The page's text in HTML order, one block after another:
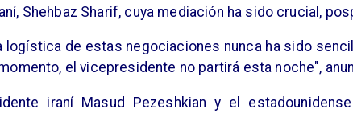
Shehbaz Sharif, cuya mediación ha sido crucial,
logística de estas negociaciones nunca ha sido
el vicepresidente no partirá esta noche",
iraní Masud Pezeshkian y el